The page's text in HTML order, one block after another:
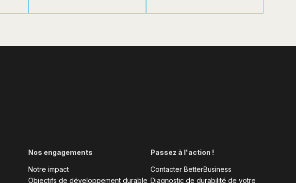
Nos engagements
Notre impact
Objectifs de développement durable
Passez à l'action !
Contacter BetterBusiness
Diagnostic de durabilité de votre